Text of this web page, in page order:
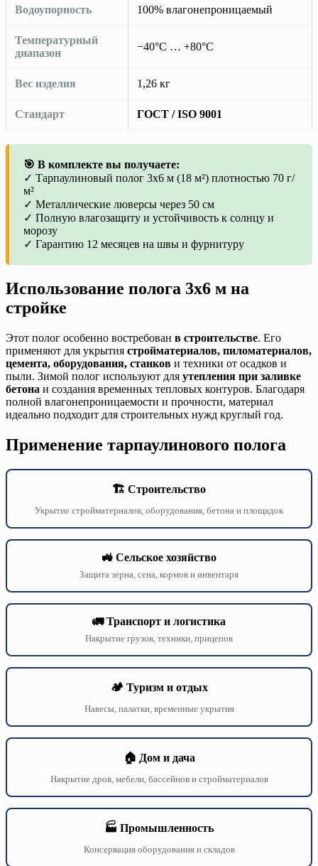
Водоупорность 100% влагонепроницаемый
Температурный
диапазон
−40°C … +80°C
Вес изделия 1,26 кг
Стандарт ГОСТ / ISO 9001
🎯 В комплекте вы получаете:
✓ Тарпаулиновый полог 3х6 м (18 м²) плотностью 70 г/
м²
✓ Металлические люверсы через 50 см
✓ Полную влагозащиту и устойчивость к солнцу и
морозу
✓ Гарантию 12 месяцев на швы и фурнитуру
Использование полога 3х6 м на
стройке
Этот полог особенно востребован в строительстве. Его
применяют для укрытия стройматериалов, пиломатериалов,
цемента, оборудования, станков и техники от осадков и
пыли. Зимой полог используют для утепления при заливке
бетона и создания временных тепловых контуров. Благодаря
полной влагонепроницаемости и прочности, материал
идеально подходит для строительных нужд круглый год.
Применение тарпаулинового полога
🏗️ Строительство
Укрытие стройматериалов, оборудования, бетона и площадок
🚜 Сельское хозяйство
Защита зерна, сена, кормов и инвентаря
🚛 Транспорт и логистика
Накрытие грузов, техники, прицепов
🏕️ Туризм и отдых
Навесы, палатки, временные укрытия
🏠 Дом и дача
Накрытие дров, мебели, бассейнов и стройматериалов
🏭 Промышленность
Консервация оборудования и складов